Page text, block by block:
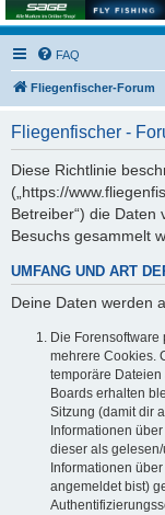
FAQ
Fliegenfischer-Forum
Fliegenfischer -
Diese Richtlinie
(„https://
Betreiber“) die
Besuchs gesammelt
UMFANG UND ART
Deine Daten werden
Die
mehrere Cookies.
temporäre
Boards erhalten
Sitzung (damit dir
Informationen
dieser als
Informationen
angemeldet bist)